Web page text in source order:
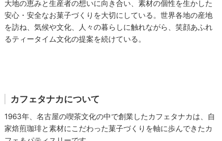
大地の恵みと生産者の想いに向き合い、素材の個性を生かした
安心・安全なお菓子づくりを大切にしている。世界各地の産地
を訪ね、気候や文化、人々の暮らしに触れながら、笑顔あふれ
るティータイム文化の提案を続けている。
カフェタナカについて
1963年、名古屋の喫茶文化の中で創業したカフェタナカは、自
家焙煎珈琲と素材にこだわった菓子づくりを軸に歩んできたカ